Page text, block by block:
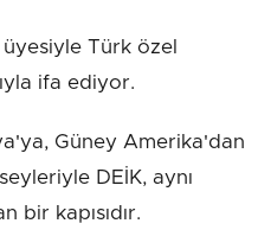
Türk özel
ifa ediyor.
Güney Amerika'dan
DEİK, aynı
bir kapısıdır.